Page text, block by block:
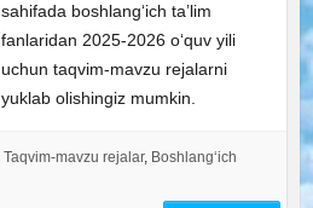
sahifada boshlang‘ich ta’lim
fanlaridan 2025-2026 o‘quv yili
uchun taqvim-mavzu rejalarni
yuklab olishingiz mumkin.
Taqvim-mavzu rejalar, Boshlang‘ich